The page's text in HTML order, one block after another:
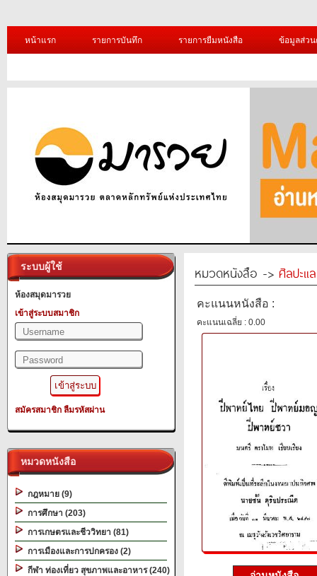
หน้าแรก รายการบันทึก รายการยืมหนังสือ ข้อมูลส่ว
ระบบผู้ใช้
ห้องสมุดมารวย
เข้าสู่ระบบสมาชิก
สมัครสมาชิก ลืมรหัสผ่าน
หมวดหนังสือ
กฎหมาย (9)
การศึกษา (203)
การเกษตรและชีววิทยา (81)
การเมืองและการปกครอง (2)
กีฬา ท่องเที่ยว สุขภาพและอาหาร (240)
หมวดหนังสือ -> ศิลปะแ
คะแนนหนังสือ :
คะแนนเฉลี่ย : 0.00